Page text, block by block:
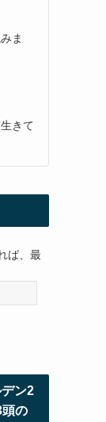
ま
きて
ば、最
ン2
の